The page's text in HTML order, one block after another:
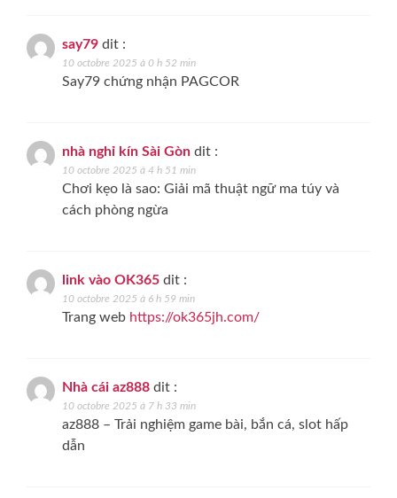
say79 dit :
10 octobre 2025 à 0 h 52 min
Say79 chứng nhận PAGCOR
nhà nghỉ kín Sài Gòn dit :
10 octobre 2025 à 4 h 51 min
Chơi kẹo là sao: Giải mã thuật ngữ ma túy và
cách phòng ngừa
link vào OK365 dit :
10 octobre 2025 à 6 h 59 min
Trang web https://ok365jh.com/
Nhà cái az888 dit :
10 octobre 2025 à 7 h 33 min
az888 – Trải nghiệm game bài, bắn cá, slot hấp
dẫn